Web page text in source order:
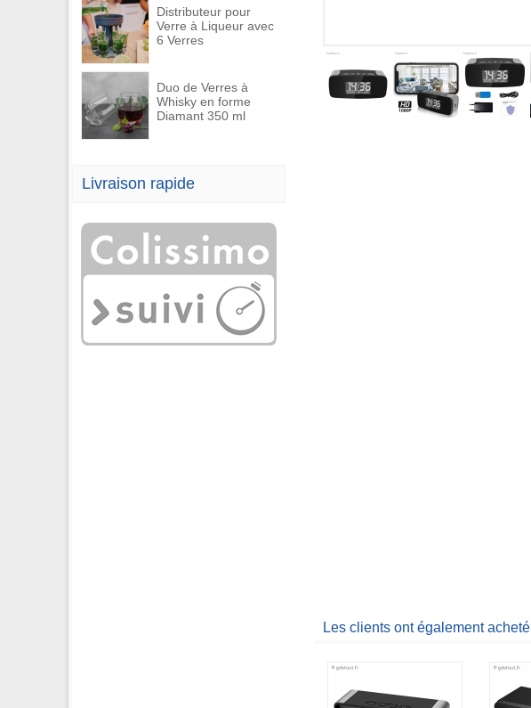
Distributeur pour
Verre à Liqueur avec
6 Verres
Duo de Verres à
Whisky en forme
Diamant 350 ml
Livraison rapide
Les clients ont également acheté